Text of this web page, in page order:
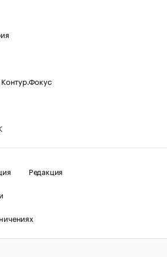
Контур.Фокус
Редакция
О соблюдении авторских прав